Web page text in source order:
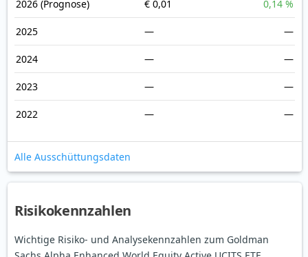
2026 (Prognose) € 0,01 0,14 %
2025 — —
2024 — —
2023 — —
2022 — —
Alle Ausschüttungsdaten
Risikokennzahlen
Wichtige Risiko- und Analysekennzahlen zum Goldman